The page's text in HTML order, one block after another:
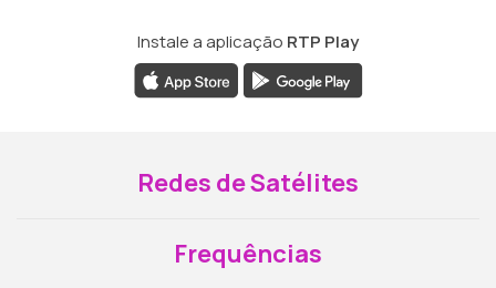
Instale a aplicação RTP Play
Redes de Satélites
Frequências